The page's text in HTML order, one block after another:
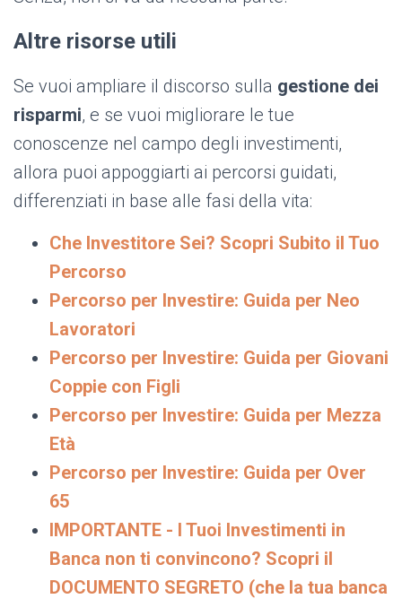
Altre risorse utili
Se vuoi ampliare il discorso sulla gestione dei
risparmi, e se vuoi migliorare le tue
conoscenze nel campo degli investimenti,
allora puoi appoggiarti ai percorsi guidati,
differenziati in base alle fasi della vita:
Che Investitore Sei? Scopri Subito il Tuo
Percorso
Percorso per Investire: Guida per Neo
Lavoratori
Percorso per Investire: Guida per Giovani
Coppie con Figli
Percorso per Investire: Guida per Mezza
Età
Percorso per Investire: Guida per Over
65
IMPORTANTE - I Tuoi Investimenti in
Banca non ti convincono? Scopri il
DOCUMENTO SEGRETO (che la tua banca